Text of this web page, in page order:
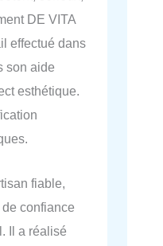
DE VITA
effectué dans
son aide
esthétique.
fiable,
confiance
Il a réalisé